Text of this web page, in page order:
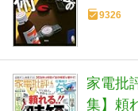
9326
家電批
集】頼